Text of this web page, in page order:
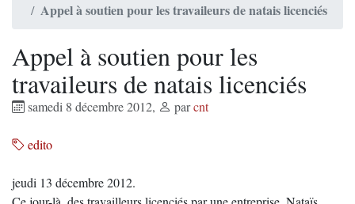
Appel à soutien pour les travaileurs de natais licenciés
Appel à soutien pour les
travaileurs de natais licenciés
samedi 8 décembre 2012, parcnt
edito
jeudi 13 décembre 2012.